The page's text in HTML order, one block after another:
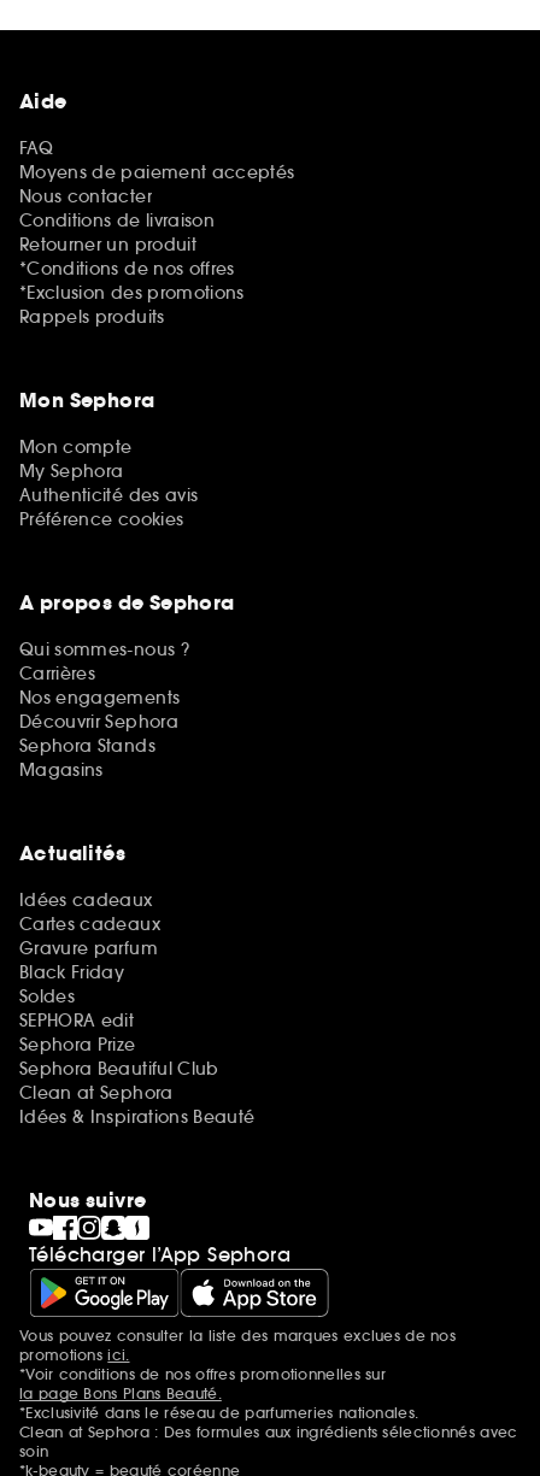
Aide
FAQ
Moyens de paiement acceptés
Nous contacter
Conditions de livraison
Retourner un produit
*Conditions de nos offres
*Exclusion des promotions
Rappels produits
Mon Sephora
Mon compte
My Sephora
Authenticité des avis
Préférence cookies
A propos de Sephora
Qui sommes-nous ?
Carrières
Nos engagements
Découvrir Sephora
Sephora Stands
Magasins
Actualités
Idées cadeaux
Cartes cadeaux
Gravure parfum
Black Friday
Soldes
SEPHORA edit
Sephora Prize
Sephora Beautiful Club
Clean at Sephora
Idées & Inspirations Beauté
Nous suivre
Télécharger l’App Sephora
Mentions additionnelles
Vous pouvez consulter la liste des marques exclues de nos
promotionsici.
*Voir conditions de nos offres promotionnelles sur
la page Bons Plans Beauté.
*Exclusivité dans le réseau de parfumeries nationales.
Clean at Sephora : Des formules aux ingrédients sélectionnés avec
soin
*k-beauty = beauté coréenne